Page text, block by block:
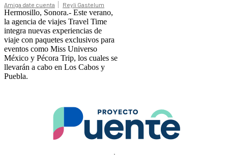
Amiga date cuenta Reyli Gastelum
Hermosillo, Sonora.- Este verano,
la agencia de viajes Travel Time
integra nuevas experiencias de
viaje con paquetes exclusivos para
eventos como Miss Universo
México y Pécora Trip, los cuales se
llevarán a cabo en Los Cabos y
Puebla.
.